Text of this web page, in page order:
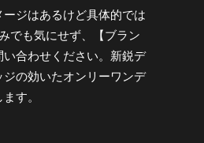
ジはあるけど具体的では
でも気にせず、【ブラン
い合わせください。新鋭デ
の効いたオンリーワンデ
す。